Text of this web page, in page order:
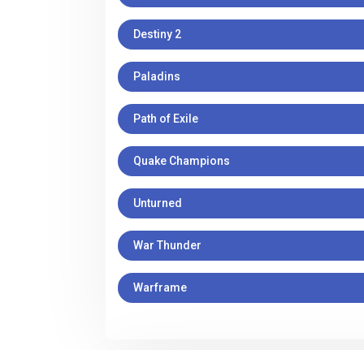
Destiny 2
Paladins
Path of Exile
Quake Champions
Unturned
War Thunder
Warframe